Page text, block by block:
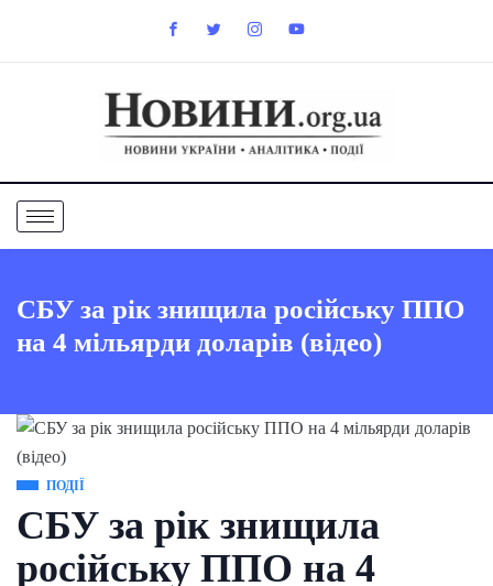
СБУ за рік знищила російську ППО
на 4 мільярди доларів (відео)
ПОДІЇ
СБУ за рік знищила
російську ППО на 4